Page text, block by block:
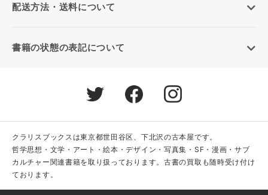
配送方法・送料について
書籍の状態の表記について
クラリスブックスは東京都世田谷区、下北沢の古本屋です。
哲学思想・文学・アート・絵本・デザイン・写真集・SF・漫画・サブ
カルチャー関連書籍を取り扱っております。古書の買取も随時受け付け
ております。